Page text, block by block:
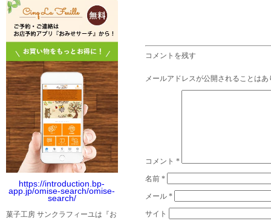
https://introduction.bp-
app.jp/omise-search/omise-
search/
菓子工房 サンクラフィーユは『お
コメントを残す
メールアドレスが公開されることはあ
コメント *
名前 *
メール *
サイト